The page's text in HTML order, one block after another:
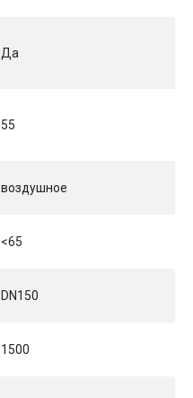
Да
55
воздушное
<65
DN150
1500